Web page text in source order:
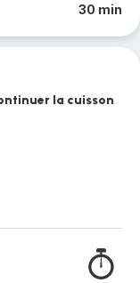
30 min
la cuisson